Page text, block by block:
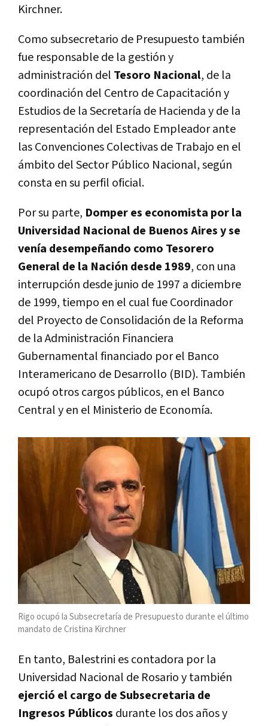
Kirchner.
Como subsecretario de Presupuesto también
fue responsable de la gestión y
administración del Tesoro Nacional, de la
coordinación del Centro de Capacitación y
Estudios de la Secretaría de Hacienda y de la
representación del Estado Empleador ante
las Convenciones Colectivas de Trabajo en el
ámbito del Sector Público Nacional, según
consta en su perfil oficial.
Por su parte, Domper es economista por la
Universidad Nacional de Buenos Aires y se
venía desempeñando como Tesorero
General de la Nación desde 1989, con una
interrupción desde junio de 1997 a diciembre
de 1999, tiempo en el cual fue Coordinador
del Proyecto de Consolidación de la Reforma
de la Administración Financiera
Gubernamental financiado por el Banco
Interamericano de Desarrollo (BID). También
ocupó otros cargos públicos, en el Banco
Central y en el Ministerio de Economía.
Rigo ocupó la Subsecretaría de Presupuesto durante el último
mandato de Cristina Kirchner
En tanto, Balestrini es contadora por la
Universidad Nacional de Rosario y también
ejerció el cargo de Subsecretaria de
Ingresos Públicos durante los dos años y